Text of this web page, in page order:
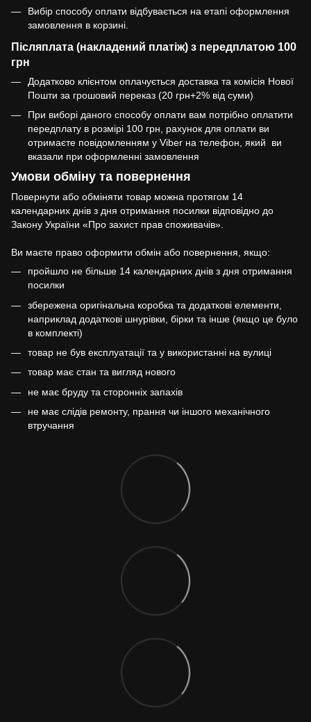
Вибір способу оплати відбувається на етапі оформлення
замовлення в корзині.
Післяплата (накладений платіж) з передплатою 100
грн
Додатково клієнтом оплачується доставка та комісія Нової
Пошти за грошовий переказ (20 грн+2% від суми)
При виборі даного способу оплати вам потрібно оплатити
передплату в розмірі 100 грн, рахунок для оплати ви
отримаєте повідомленням у Viber на телефон, який ви
вказали при оформленні замовлення
Умови обміну та повернення
Повернути або обміняти товар можна протягом 14
календарних днів з дня отримання посилки відповідно до
Закону України «Про захист прав споживачів».
Ви маєте право оформити обмін або повернення, якщо:
пройшло не більше 14 календарних днів з дня отримання
посилки
збережена оригінальна коробка та додаткові елементи,
наприклад додаткові шнурівки, бірки та інше (якщо це було
в комплекті)
товар не був експлуатації та у використанні на вулиці
товар має стан та вигляд нового
не має бруду та сторонніх запахів
не має слідів ремонту, прання чи іншого механічного
втручання